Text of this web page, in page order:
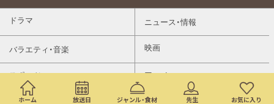
ホーム 放送日 ジャンル・食材 先生 お気に入り
ドラマ ニュース・情報
バラエティ・音楽 映画
スポーツ アニメ
ミニ番組 イベント